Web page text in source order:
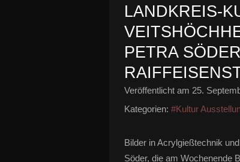
LANDKREIS-
PETRA
Veröffentlicht am 25.
Kategorien: #Kultur
Bilder in Acrylgießtechnik
Söder, die am Wochenende